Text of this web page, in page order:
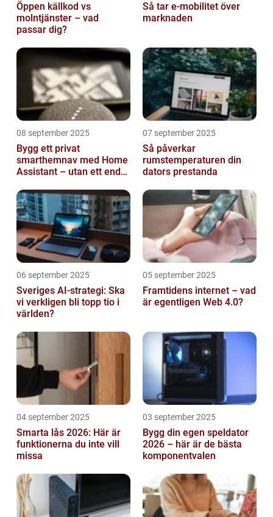
Öppen källkod vs
molntjänster – vad
passar dig?
Så tar e-mobilitet över
marknaden
08 september 2025
Bygg ett privat
smarthemnav med Home
Assistant – utan ett enda
07 september 2025
Så påverkar
rumstemperaturen din
dators prestanda
06 september 2025
Sveriges AI-strategi: Ska
vi verkligen bli topp tio i
världen?
05 september 2025
Framtidens internet – vad
är egentligen Web 4.0?
04 september 2025
Smarta lås 2026: Här är
funktionerna du inte vill
missa
03 september 2025
Bygg din egen speldator
2026 – här är de bästa
komponentvalen